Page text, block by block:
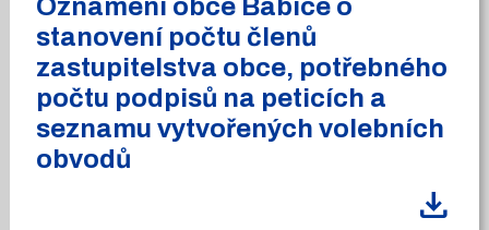
Oznámení obce Babice o
stanovení počtu členů
zastupitelstva obce, potřebného
počtu podpisů na peticích a
seznamu vytvořených volebních
obvodů
download